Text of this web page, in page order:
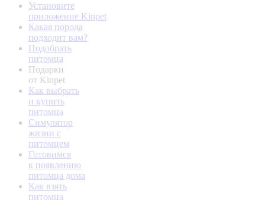
Установите
приложение Kinpet
Какая порода
подходит вам?
Подобрать
питомца
Подарки
от Kinpet
Как выбрать
и купить
питомца
Симулятор
жизни с
питомцем
Готовимся
к появлению
питомца дома
Как взять
питомца